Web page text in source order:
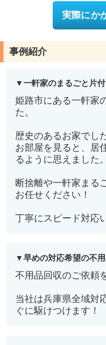
実際にか
事例紹介
一軒家のまるごと片
姫路市にある一軒家
た。
歴史のあるお家でし
お部屋を見ると、居
るように思えました。
断捨離や一軒家まる
お任せください！
丁寧にスピード対応
早めの対応希望の不
不用品回収のご依頼
当社は兵庫県全域対
ぐに駆けつけます！